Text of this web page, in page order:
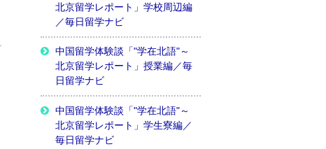
北京留学レポート」学校周辺編
／毎日留学ナビ
中国留学体験談「"学在北語"～
北京留学レポート」授業編／毎
日留学ナビ
中国留学体験談「"学在北語"～
北京留学レポート」学生寮編／
毎日留学ナビ